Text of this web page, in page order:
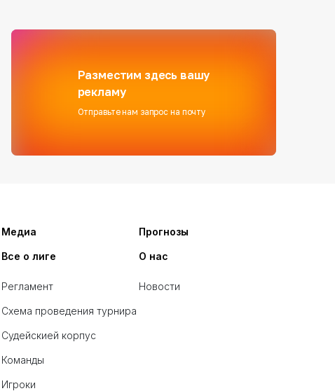
Разместим здесь вашу
рекламу
Отправьте нам запрос на почту
Все о лиге
Регламент
Схема проведения турнира
Судейскией корпус
Команды
Игроки
Медиа Прогнозы
О нас
Новости